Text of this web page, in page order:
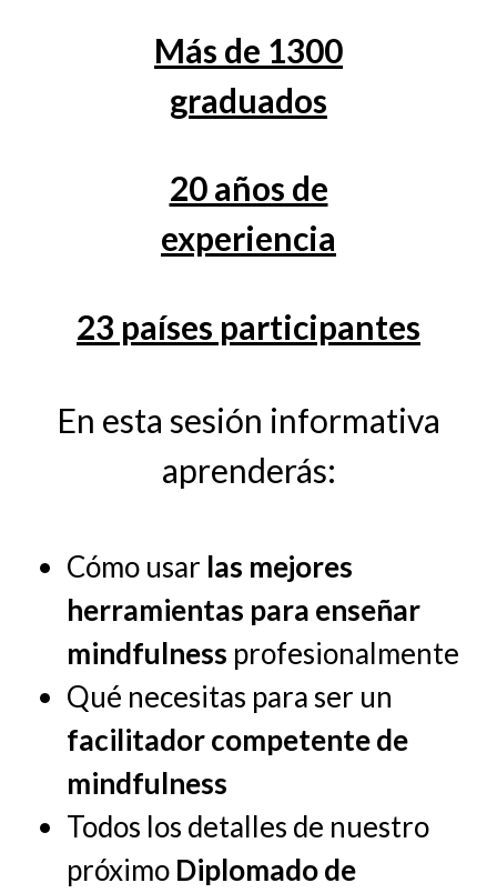
Más de 1300
graduados
20 años de
experiencia
23 países participantes
En esta sesión informativa
aprenderás:
Cómo usar las mejores
herramientas para enseñar
mindfulness profesionalmente
Qué necesitas para ser un
facilitador competente de
mindfulness
Todos los detalles de nuestro
próximo Diplomado de